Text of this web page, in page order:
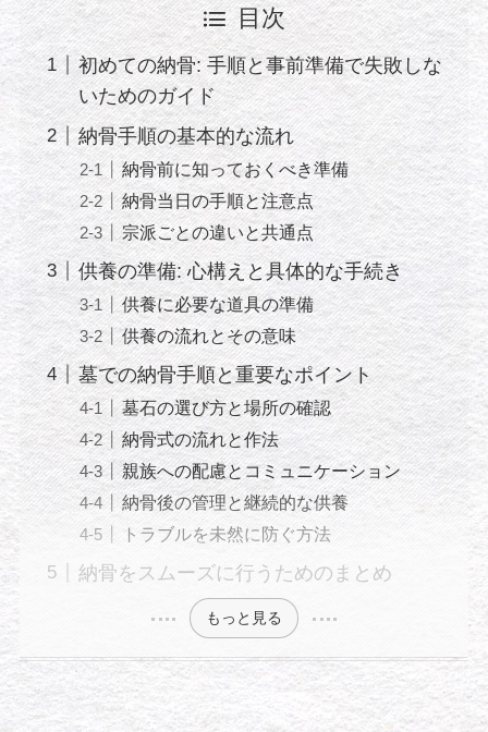
目次
初めての納骨: 手順と事前準備で失敗しな
いためのガイド
納骨手順の基本的な流れ
納骨前に知っておくべき準備
納骨当日の手順と注意点
宗派ごとの違いと共通点
供養の準備: 心構えと具体的な手続き
供養に必要な道具の準備
供養の流れとその意味
墓での納骨手順と重要なポイント
墓石の選び方と場所の確認
納骨式の流れと作法
親族への配慮とコミュニケーション
納骨後の管理と継続的な供養
トラブルを未然に防ぐ方法
納骨をスムーズに行うためのまとめ
もっと見る